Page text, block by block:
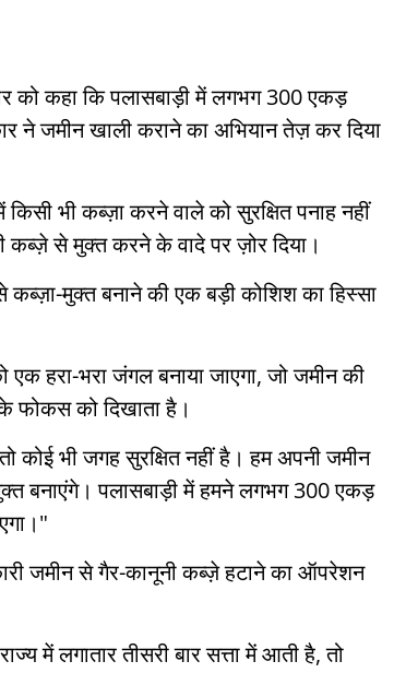
को कहा कि पलासबाड़ी में लगभग 300 एकड़
ने जमीन खाली कराने का अभियान तेज़ कर दिया
भी कब्ज़ा करने वाले को सुरक्षित पनाह नहीं
से मुक्त करने के वादे पर ज़ोर दिया।
कब्ज़ा-मुक्त बनाने की एक बड़ी कोशिश का हिस्सा
हरा-भरा जंगल बनाया जाएगा, जो जमीन की
फोकस को दिखाता है।
भी जगह सुरक्षित नहीं है। हम अपनी जमीन
बनाएंगे। पलासबाड़ी में हमने लगभग 300 एकड़
जमीन से गैर-कानूनी कब्ज़े हटाने का ऑपरेशन
में लगातार तीसरी बार सत्ता में आती है, तो